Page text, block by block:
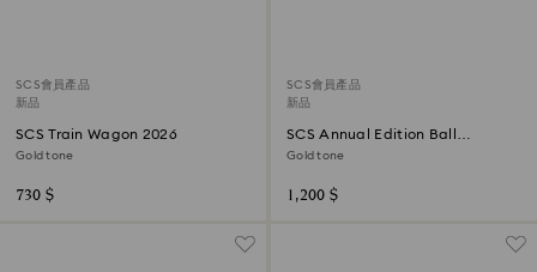
SCS會員產品
新品
SCS Train Wagon 2026
Gold tone
730 $
SCS會員產品
新品
SCS Annual Edition Ball
Ornament 2026
Gold tone
1,200 $